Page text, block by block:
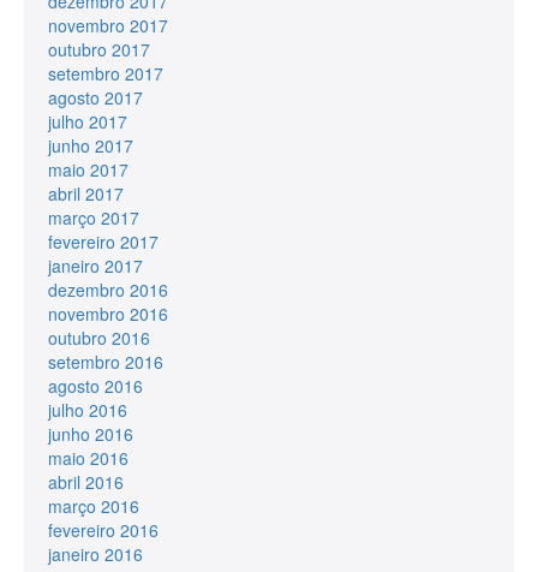
novembro 2017
outubro 2017
setembro 2017
agosto 2017
julho 2017
junho 2017
maio 2017
abril 2017
março 2017
fevereiro 2017
janeiro 2017
dezembro 2016
novembro 2016
outubro 2016
setembro 2016
agosto 2016
julho 2016
junho 2016
maio 2016
abril 2016
março 2016
fevereiro 2016
janeiro 2016